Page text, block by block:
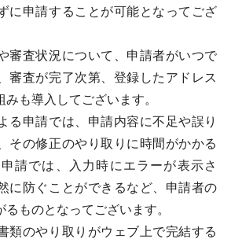
に申請することが可能となってござ
審査状況について、申請者がいつで
審査が完了次第、登録したアドレス
も導入してございます。
申請では、申請内容に不足や誤り
その修正のやり取りに時間がかかる
請では、入力時にエラーが表示さ
に防ぐことができるなど、申請者の
ものとなってございます。
類のやり取りがウェブ上で完結する